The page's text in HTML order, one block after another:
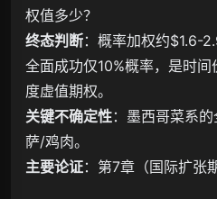
权值多少？
终态判断：概率加权约$1.6-
全面成功仅10%概率，是时
度虚值期权。
关键不确定性：墨西哥菜系
萨/鸡肉。
主要论证：第7章（国际扩张